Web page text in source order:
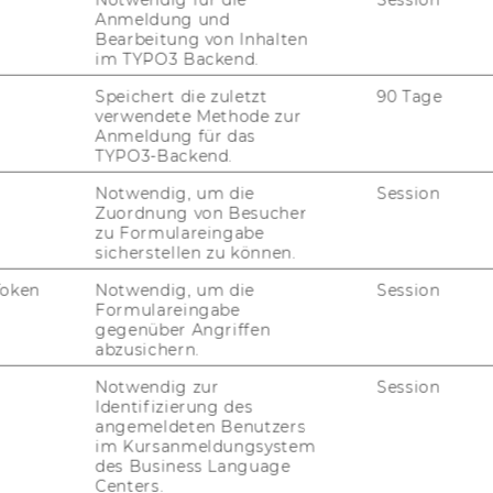
her­vor­ra­gend zu lösen und
zu be­geis­tern. Ein gro­ßes Dan­ke­schön
und un­se­ren Ko­ope­ra­ti­ons­part­ner
(Co-​Gründer) und Clau­dia Pri­vas­nik
Department für Marketing
Gebäude D2, Eingang A, 1. und 2.
OG
Anmeldung und
Bearbeitung von Inhalten
im TYPO3 Backend.
Speichert die zuletzt
verwendete Methode zur
Anmeldung für das
TYPO3-Backend.
90 Tage
Notwendig, um die
Zuordnung von Besucher
zu Formulareingabe
sicherstellen zu können.
Session
Notwendig, um die
Formulareingabe
gegenüber Angriffen
abzusichern.
Session
Notwendig zur
Identifizierung des
angemeldeten Benutzers
im Kursanmeldungsystem
des Business Language
Centers.
Session